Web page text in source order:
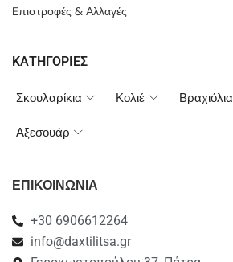
Eπιστροφές & Αλλαγές
ΚΑΤΗΓΟΡΙΕΣ
Σκουλαρίκια Κολιέ Βραχιόλια
Αξεσουάρ
ΕΠΙΚΟΙΝΩΝΙΑ
+30 6906612264
info@daxtilitsa.gr